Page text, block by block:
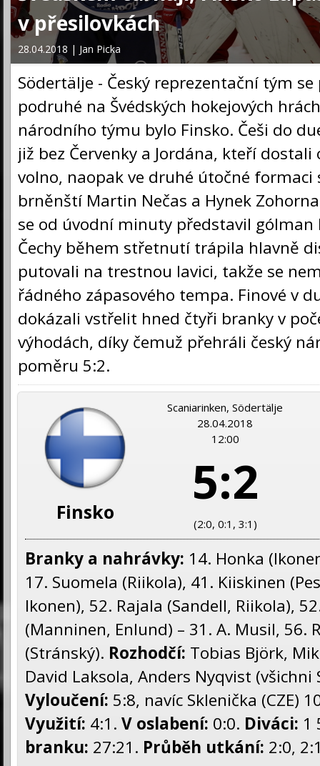
v přesilovkách
28.04.2018 | Jan Picka
Södertälje - Český reprezentační tým
podruhé na Švédských hokejových
národního týmu bylo Finsko. Češi do
již bez Červenky a Jordána, kteří
volno, naopak ve druhé útočné formaci
brněnští Martin Nečas a Hynek
se od úvodní minuty představil gólman
Čechy během střetnutí trápila hlavně
putovali na trestnou lavici, takže se
řádného zápasového tempa. Finové v
dokázali vstřelit hned čtyři branky v
výhodách, díky čemuž přehráli český
poměru 5:2.
Finsko
Scaniarinken, Södertälje
28.04.2018
12:00
5:2
(2:0, 0:1, 3:1)
Branky a nahrávky: 14. Honka
17. Suomela (Riikola), 41. Kiiskinen
Ikonen), 52. Rajala (Sandell, Riikola),
(Manninen, Enlund) – 31. A. Musil, 56.
(Stránský). Rozhodčí: Tobias Björk,
David Laksola, Anders Nyqvist (všichni
Vyloučení: 5:8, navíc Sklenička (CZE)
Využití: 4:1. V oslabení: 0:0. Diváci: 1
branku: 27:21. Průběh utkání: 2:0,